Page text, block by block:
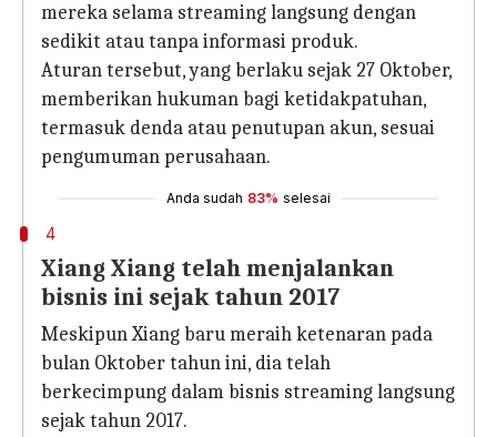
mereka selama streaming langsung dengan
sedikit atau tanpa informasi produk.
Aturan tersebut, yang berlaku sejak 27 Oktober,
memberikan hukuman bagi ketidakpatuhan,
termasuk denda atau penutupan akun, sesuai
pengumuman perusahaan.
Anda sudah 83% selesai
4
Xiang Xiang telah menjalankan
bisnis ini sejak tahun 2017
Meskipun Xiang baru meraih ketenaran pada
bulan Oktober tahun ini, dia telah
berkecimpung dalam bisnis streaming langsung
sejak tahun 2017.